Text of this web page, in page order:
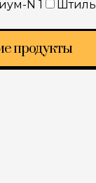
N 1 Штиль
продукты